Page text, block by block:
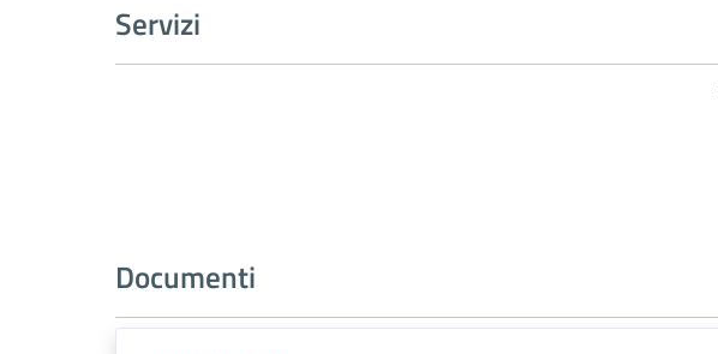
Servizi
Documenti